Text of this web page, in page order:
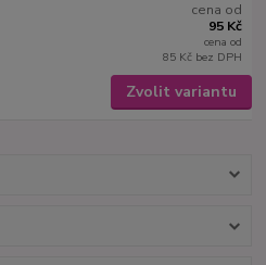
cena od
95 Kč
cena od
85 Kč bez DPH
Zvolit variantu